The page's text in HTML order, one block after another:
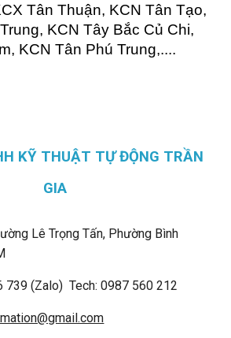
Tân Thuận, KCN Tân Tạo,
KCN Tây Bắc Củ Chi,
KCN Tân Phú Trung,....
KỸ THUẬT TỰ ĐỘNG TRẦN
GIA
Lê Trọng Tấn, Phường Bình
739 (Zalo) Tech: 0987 560 212